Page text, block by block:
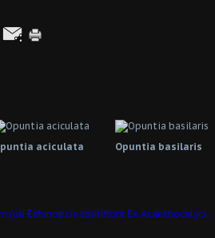
aciculata Opuntia basilaris
Acanthocalycium spiniflorum (ou Echinopsis spiniflora Ex Acanthocalycium peitscherianum)